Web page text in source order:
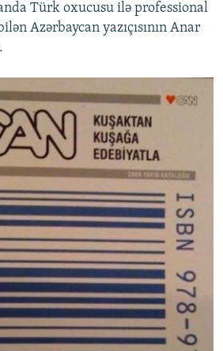
Türk oxucusu ilə professional
Azərbaycan yazıçısının Anar